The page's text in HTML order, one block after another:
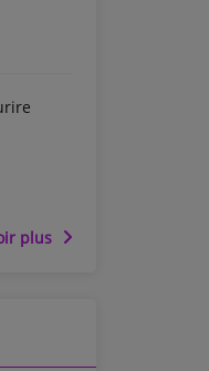
plus